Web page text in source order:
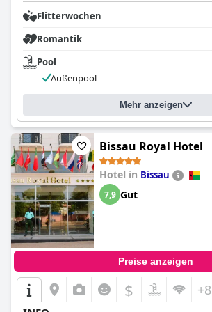
Flitterwochen
Romantik
Pool
Außenpool
Mehr anzeigen
Bissau Royal Hotel
Hotel in Bissau
7,9 Gut
Preise anzeigen
$ +8